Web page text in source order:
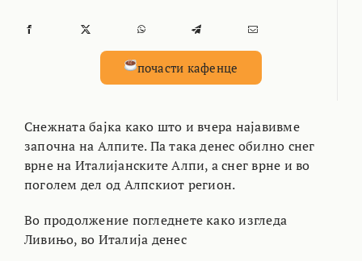
почасти кафенце
Снежната бајка како што и вчера најавивме
започна на Алпите. Па така денес обилно снег
врне на Италијанските Алпи, а снег врне и во
поголем дел од Алпскиот регион.
Во продолжение погледнете како изгледа
Ливињо, во Италија денес